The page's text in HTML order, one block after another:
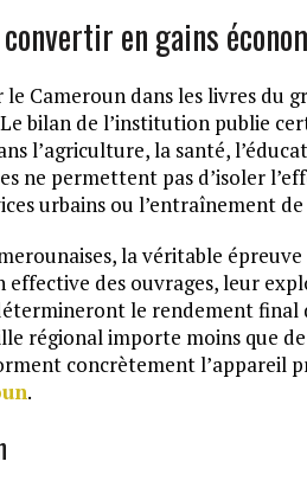
en gains
le Cameroun dans les livres du
bilan de l’institution publie
l’agriculture, la santé,
ne permettent pas d’isoler
urbains ou l’entraînement
la véritable
des ouvrages, leur
le rendement final
régional importe moins que
concrètement l’appareil
.